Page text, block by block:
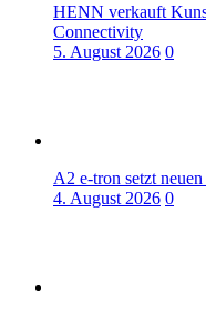
HENN verkauft
Connectivity
5. August 2026 0
A2 e-tron setzt
4. August 2026 0